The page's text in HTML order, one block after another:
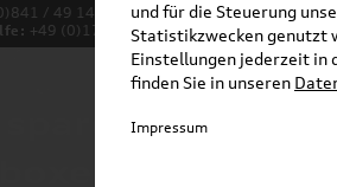
/ 49 140
+49 (0)171 / 870 72 87
sparen bei
und für die Steuerung
Statistikzwecken genutzt
Einstellungen jederzeit in
finden Sie in unseren
Impressum